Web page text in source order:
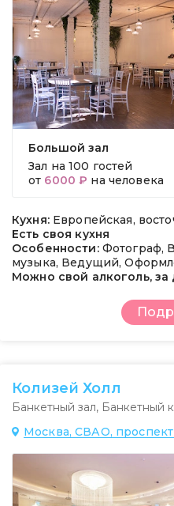
Большой зал
Зал на 100 гостей
от 6000 ₽ на человека
Кухня: Европейская,
Есть своя кухня
Особенности: Фотограф,
музыка, Ведущий,
Можно свой алкоголь, за
Колизей Холл
Банкетный зал, Банкетный
Москва, СВАО,